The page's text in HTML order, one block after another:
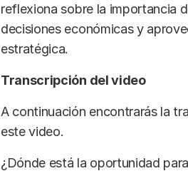
reflexiona sobre la importancia
decisiones económicas y
estratégica.
Transcripción del video
A continuación encontrarás la
este video.
¿Dónde está la oportunidad